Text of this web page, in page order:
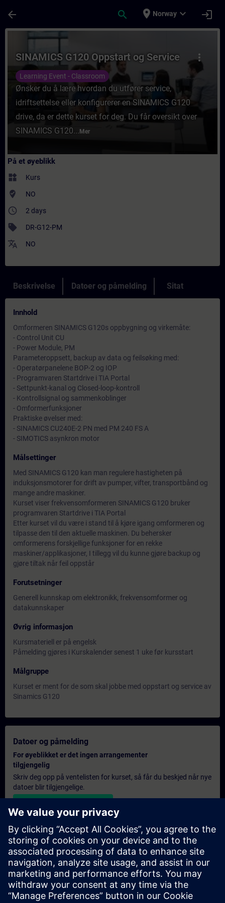
arrow_back search place Norway expand_more login
Kurs - SINAMICS G120 Oppstart og
more_vert
SINAMICS G120 Oppstart og Service
Learning Event - Classroom
Ønsker du å lære hvordan du utfører service,
idriftsettelse eller konfigurerer en SINAMICS G120
drive, da er dette kurset for deg. Du får oversikt over
SINAMICS G120... Mer
På et øyeblikk
widgets Kurs
where_to_vote NO
access_time 2 days
sell DR-G12-PM
translate NO
Beskrivelse Datoer og påmelding Sitat
Innhold
Omformeren SINAMICS G120s oppbygning og virkemåte:
- Control Unit CU
- Power Module, PM
Parameteroppsett, backup av data og feilsøking med:
- Operatørpanelene BOP-2 og IOP
- Programvaren Startdrive i TIA Portal
- Settpunkt-kanal og Closed-loop-kontroll
- Kontrollsignal og sammenkoblinger
- Omformerfunksjoner
Praktiske øvelser med:
- SINAMICS CU240E-2 PN med PM 240 FS A
- SIMOTICS asynkron motor
Målsettinger
Med SINAMICS G120 kan man regulere hastigheten på
induksjonsmotorer for drift av pumper, vifter, transportbånd og
mange andre maskiner.
Kurset viser frekvensomformeren SINAMICS G120 bruker
programvaren Startdrive i TIA Portal
Etter kurset vil du være i stand til å kjøre igang omformeren og
tilpasse den til den aktuelle maskinen. Du behersker
omformerens forskjellige funksjoner for en rekke
maskiner/applikasjoner, I tillegg vil du kunne gjøre backup og
gjøre tiltak når feil oppstår
Forutsetninger
Generell kunnskap om elektronikk, frekvensomformer og
datakunnskaper
Øvrig informasjon
Kursmateriell er på engelsk
Påmelding gjøres i Kurskalender senest 1 uke før kursstart
Målgruppe
Kurset er ment for de som skal jobbe med oppstart og service av
Sinamics G120
Datoer og påmelding
For øyeblikket er det ingen arrangementer
tilgjengelig
Skriv deg opp på ventelisten for kurset, så får du beskjed når nye
datoer blir tilgjengelige.
Personlig tilbud
Hvis du trenger et standard pristilbud for denne opplæringen,
for eksempel til innkjøpsavdelingen, kan du klikke på lenken
nedenfor. Du må først oppgi noen personopplysninger, og
deretter vil du motta et pristilbud på e-post.